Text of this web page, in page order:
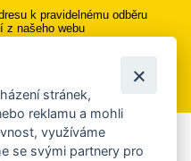
k pravidelnému odběru
z našeho webu
odběru
rozhlas
stránek,
reklamu a mohli
využíváme
se svými partnery pro